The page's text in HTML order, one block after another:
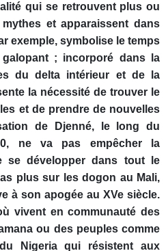
qui se retrouvent plus ou
et apparaissent dans
exemple, symbolise le temps
; incorporé dans la
du delta intérieur et de la
la nécessité de trouver le
et de prendre de nouvelles
de Djenné, le long du
ne va pas empêcher la
se développer dans tout le
plus sur les dogon au Mali,
à son apogée au XVe siècle.
vivent en communauté des
ou des peuples comme
Nigeria qui résistent aux